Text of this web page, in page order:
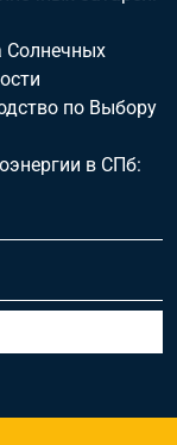
Солнечных
по Выбору
в СПб: